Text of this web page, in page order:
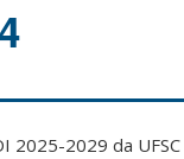
2025-2029 da